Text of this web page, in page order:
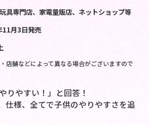
具専門店、家電量販店、ネットショップ等
11月3日発売
店舗などによって異なる場合がございますので
りやすい！」と回答！
仕様、全てで子供のやりやすさを追